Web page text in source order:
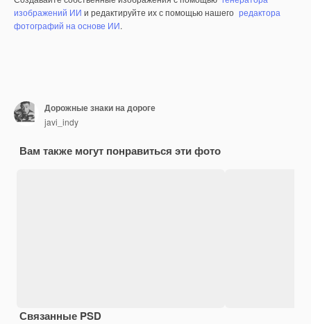
изображений ИИ и редактируйте их с помощью нашего редактора
фотографий на основе ИИ.
Дорожные знаки на дороге
javi_indy
Вам также могут понравиться эти фото
Связанные PSD